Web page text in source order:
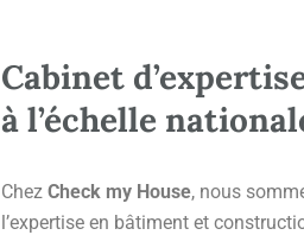
Cabinet
à l’échelle
Chez Check my House, nous
l’expertise en bâtiment et